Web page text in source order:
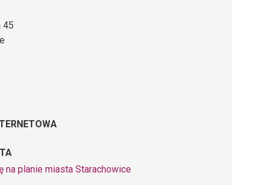
45
na planie miasta Starachowice